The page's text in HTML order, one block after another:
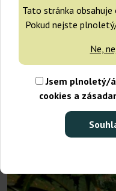
Tato stránka obsahuje
Pokud nejste
Ne,
Jsem plnoletý/
cookies a